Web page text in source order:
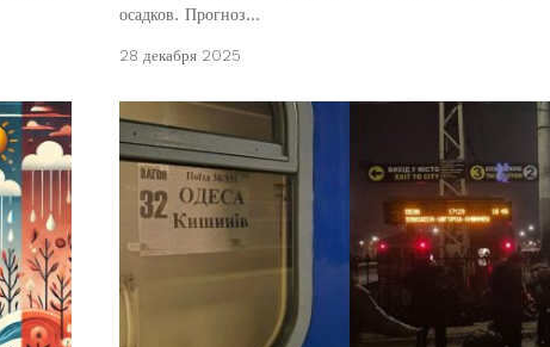
осадков. Прогноз…
28 декабря 2025